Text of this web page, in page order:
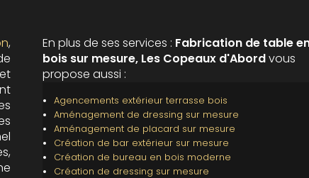
,
En plus de ses services : Fabrication de table
bois sur mesure, Les Copeaux d'Abordvous
propose aussi :
Agencements extérieur terrasse bois
Aménagement de dressing sur mesure
Aménagement de placard sur mesure
Création de bar extérieur sur mesure
Création de bureau en bois moderne
Création de dressing sur mesure